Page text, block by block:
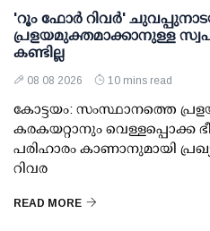
'റൂം ഫോര്‍ റിവര്‍'
പ്രളയമുക്തമാക്കാനുള്ള
കണ്ടില്ല
08 08 2026 10 mins read
കോട്ടയം: സംസ്ഥാനത്തെ
കരകയറ്റാനും വെള്ളപ്പൊക്ക
പരിഹാരം കാണാനുമായി
റിവര
READ MORE